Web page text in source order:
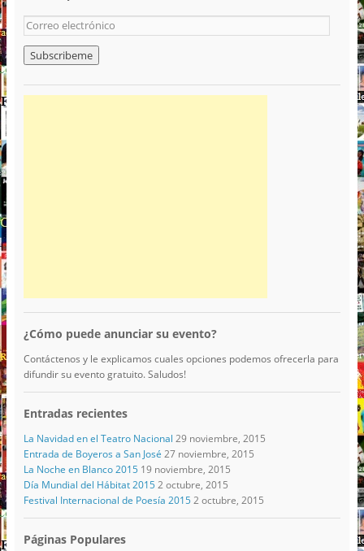
¿Cómo puede anunciar su evento?
Contáctenos y le explicamos cuales opciones podemos ofrecerla para
difundir su evento gratuito. Saludos!
Entradas recientes
La Navidad en el Teatro Nacional 29 noviembre, 2015
Entrada de Boyeros a San José 27 noviembre, 2015
La Noche en Blanco 2015 19 noviembre, 2015
Día Mundial del Hábitat 2015 2 octubre, 2015
Festival Internacional de Poesía 2015 2 octubre, 2015
Páginas Populares